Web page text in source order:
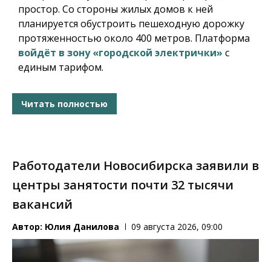
простор. Со стороны жилых домов к ней
планируется обустроить пешеходную дорожку
протяженностью около 400 метров. Платформа
войдёт в зону «городской электрички» с
единым тарифом.
Читать полностью
Работодатели Новосибирска заявили в
центры занятости почти 32 тысячи
вакансий
Автор: Юлия Данилова 09 августа 2026, 09:00